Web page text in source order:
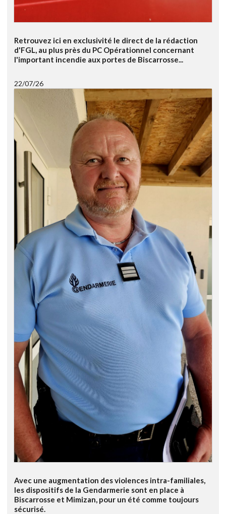
Retrouvez ici en exclusivité le direct de la rédaction
d'FGL, au plus près du PC Opérationnel concernant
l'important incendie aux portes de Biscarrosse...
22/07/26
Avec une augmentation des violences intra-familiales,
les dispositifs de la Gendarmerie sont en place à
Biscarrosse et Mimizan, pour un été comme toujours
sécurisé.